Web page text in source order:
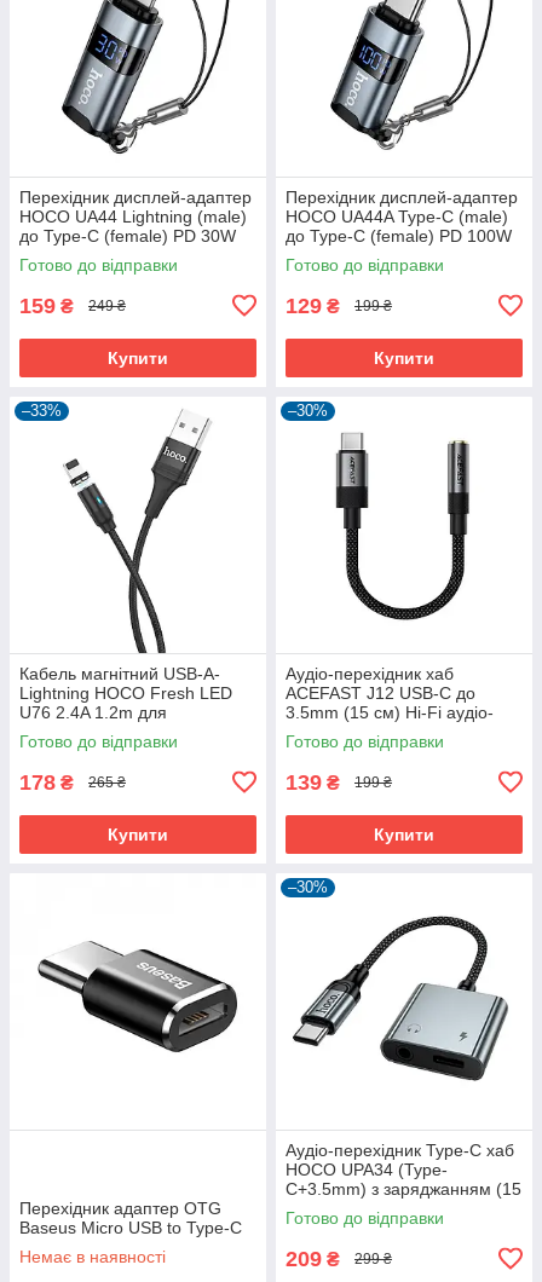
Перехідник дисплей-адаптер
HOCO UA44 Lightning (male)
до Type-C (female) PD 30W
Готово до відправки
159 ₴ 249 ₴
Купити
Перехідник дисплей-адаптер
HOCO UA44A Type-C (male)
до Type-C (female) PD 100W
Готово до відправки
129 ₴ 199 ₴
Купити
–33%
Кабель магнітний USB-A-
Lightning HOCO Fresh LED
U76 2.4A 1.2m для
заряджання айфона iphone
airpods
Готово до відправки
178 ₴ 265 ₴
Купити
–30%
Аудіо-перехідник хаб
ACEFAST J12 USB-C до
3.5mm (15 см) Hi-Fi аудіо-
конвертер для телефону
смартфону
Готово до відправки
139 ₴ 199 ₴
Купити
Перехідник адаптер OTG
Baseus Micro USB to Type-C
Немає в наявності
–30%
Аудіо-перехідник Type-C хаб
HOCO UPA34 (Type-
C+3.5mm) з заряджанням (15
см, 10W/2A, DAC) аудіо-
конвертер для телефону
Готово до відправки
209 ₴ 299 ₴